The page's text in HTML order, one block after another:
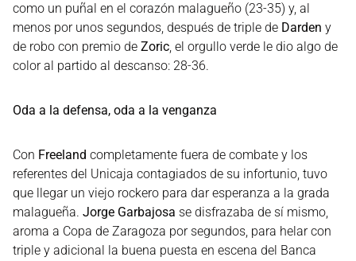
como un puñal en el corazón malagueño (23-35) y, al
menos por unos segundos, después de triple de Darden y
de robo con premio de Zoric, el orgullo verde le dio algo de
color al partido al descanso: 28-36.
Oda a la defensa, oda a la venganza
Con Freeland completamente fuera de combate y los
referentes del Unicaja contagiados de su infortunio, tuvo
que llegar un viejo rockero para dar esperanza a la grada
malagueña. Jorge Garbajosa se disfrazaba de sí mismo,
aroma a Copa de Zaragoza por segundos, para helar con
triple y adicional la buena puesta en escena del Banca